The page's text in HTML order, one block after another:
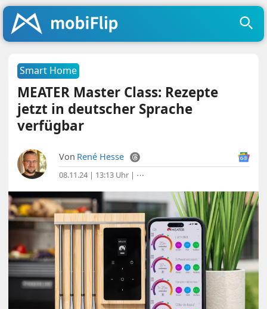
Smart Home
MEATER Master Class: Rezepte
jetzt in deutscher Sprache
verfügbar
Von René Hesse
08.11.24 | 13:13 Uhr | ⋯